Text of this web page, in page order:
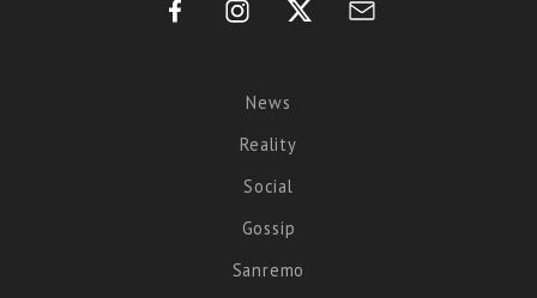
News
Reality
Social
Gossip
Sanremo